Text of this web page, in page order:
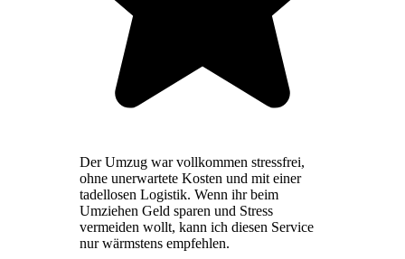
Der Umzug war vollkommen stressfrei,
ohne unerwartete Kosten und mit einer
tadellosen Logistik. Wenn ihr beim
Umziehen Geld sparen und Stress
vermeiden wollt, kann ich diesen Service
nur wärmstens empfehlen.